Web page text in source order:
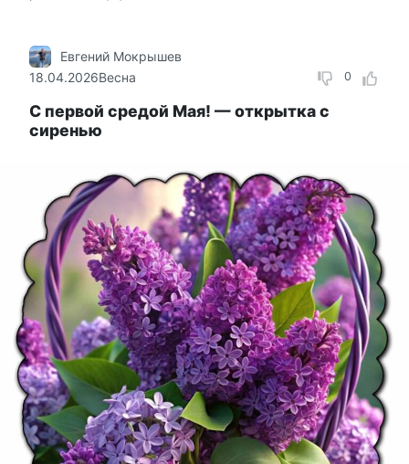
0
Евгений Мокрышев
18.04.2026Весна
С первой средой Мая! — открытка с
сиренью